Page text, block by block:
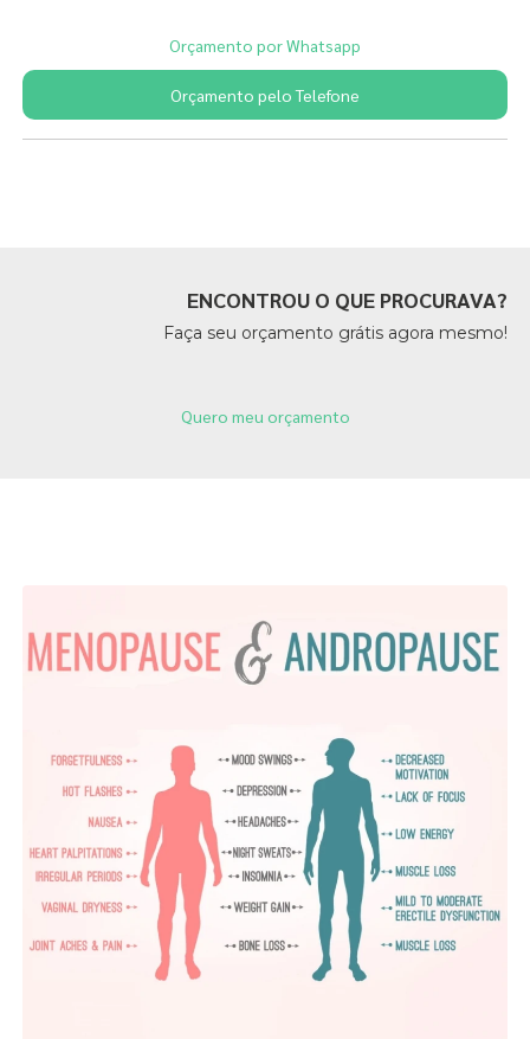
Orçamento por Whatsapp
Orçamento pelo Telefone
ENCONTROU O QUE PROCURAVA?
Faça seu orçamento grátis agora mesmo!
Quero meu orçamento